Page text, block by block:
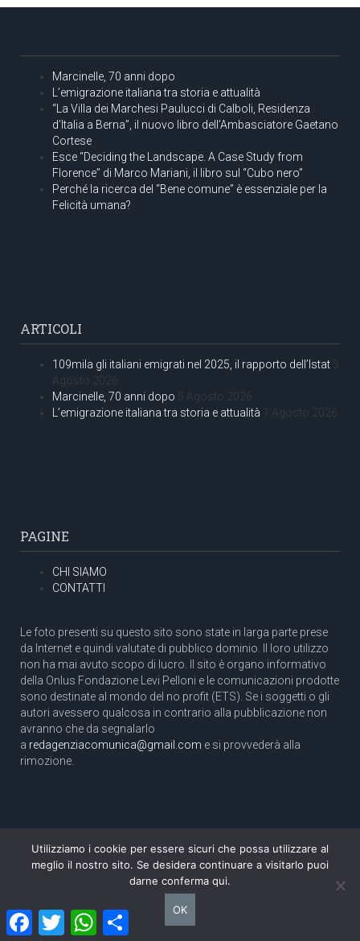
Marcinelle, 70 anni dopo
L’emigrazione italiana tra storia e attualità
“La Villa dei Marchesi Paulucci di Calboli, Residenza
d’Italia a Berna”, il nuovo libro dell’Ambasciatore Gaetano
Cortese
Esce “Deciding the Landscape. A Case Study from
Florence” di Marco Mariani, il libro sul “Cubo nero”
Perché la ricerca del “Bene comune” è essenziale per la
Felicità umana?
ARTICOLI
109mila gli italiani emigrati nel 2025, il rapporto dell’Istat 5
Agosto 2026
Marcinelle, 70 anni dopo 5 Agosto 2026
L’emigrazione italiana tra storia e attualità 1 Agosto 2026
PAGINE
CHI SIAMO
CONTATTI
Le foto presenti su questo sito sono state in larga parte prese
da Internet e quindi valutate di pubblico dominio. Il loro utilizzo
non ha mai avuto scopo di lucro. Il sito è organo informativo
della Onlus Fondazione Levi Pelloni e le comunicazioni prodotte
sono destinate al mondo del no profit (ETS). Se i soggetti o gli
autori avessero qualcosa in contrario alla pubblicazione non
avranno che da segnalarlo
a redagenziacomunica@gmail.com e si provvederà alla
rimozione.
Copyright 2003 com.unica - Tutti i diritti riservati
Aut. Tribunale di Roma N. 466/2003 dell'11/11/2003
Direttore responsabile: Pino Pelloni [direttore@agenziacomunica.net]
Design by Ethoslab.
FacebookTwitter WhatsAppCondividi
Utilizziamo i cookie per essere sicuri che possa utilizzare al
meglio il nostro sito. Se desidera continuare a visitarlo puoi
darne conferma qui.
OK